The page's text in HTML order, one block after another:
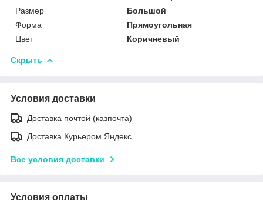
Размер
Большой
Форма
Прямоугольная
Цвет
Коричневый
Скрыть
Условия доставки
Доставка почтой (казпочта)
Доставка Курьером Яндекс
Все условия доставки
Условия оплаты